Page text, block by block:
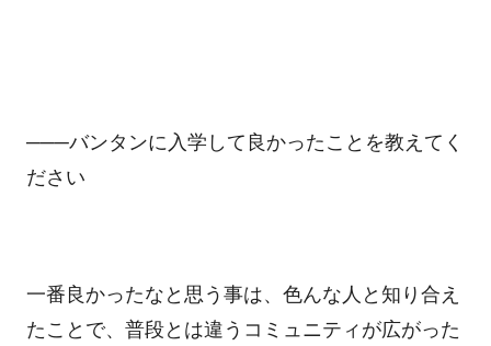
───バンタンに入学して良かったことを教えてく
ださい
一番良かったなと思う事は、色んな人と知り合え
たことで、普段とは違うコミュニティが広がった